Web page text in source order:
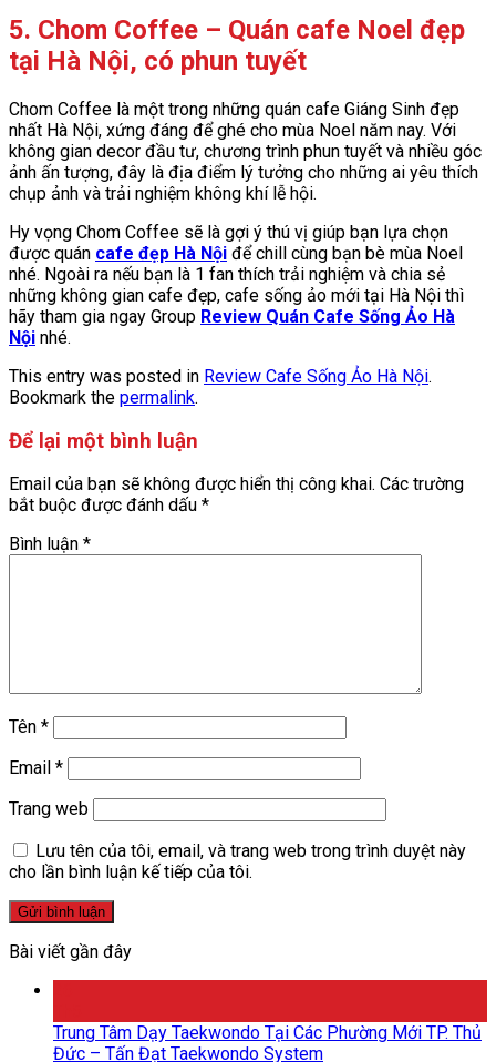
5. Chom Coffee – Quán cafe Noel đẹp
tại Hà Nội, có phun tuyết
Chom Coffee là một trong những quán cafe Giáng Sinh đẹp
nhất Hà Nội, xứng đáng để ghé cho mùa Noel năm nay. Với
không gian decor đầu tư, chương trình phun tuyết và nhiều góc
ảnh ấn tượng, đây là địa điểm lý tưởng cho những ai yêu thích
chụp ảnh và trải nghiệm không khí lễ hội.
Hy vọng Chom Coffee sẽ là gợi ý thú vị giúp bạn lựa chọn
được quán cafe đẹp Hà Nội để chill cùng bạn bè mùa Noel
nhé. Ngoài ra nếu bạn là 1 fan thích trải nghiệm và chia sẻ
những không gian cafe đẹp, cafe sống ảo mới tại Hà Nội thì
hãy tham gia ngay Group Review Quán Cafe Sống Ảo Hà
Nội nhé.
This entry was posted in Review Cafe Sống Ảo Hà Nội.
Bookmark the permalink.
Để lại một bình luận
Email của bạn sẽ không được hiển thị công khai. Các trường
bắt buộc được đánh dấu *
Bình luận *
Tên *
Email *
Trang web
Lưu tên của tôi, email, và trang web trong trình duyệt này
cho lần bình luận kế tiếp của tôi.
Bài viết gần đây
Trung Tâm Dạy Taekwondo Tại Các Phường Mới TP. Thủ
Đức – Tấn Đạt Taekwondo System